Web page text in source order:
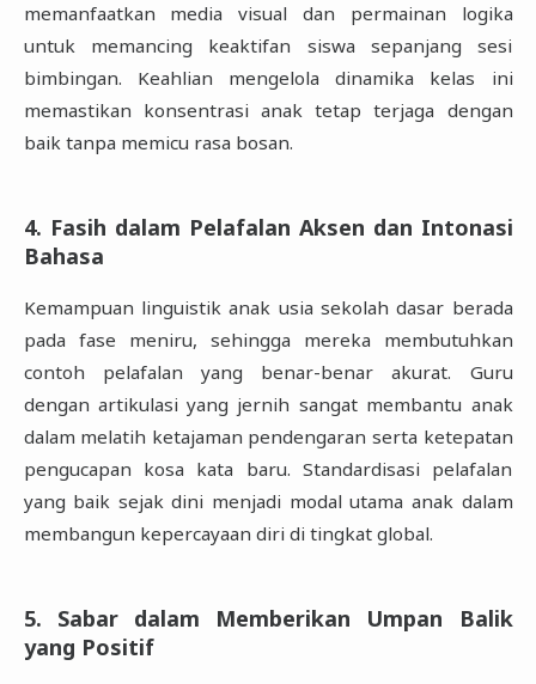
memanfaatkan media visual dan permainan logika
untuk memancing keaktifan siswa sepanjang sesi
bimbingan. Keahlian mengelola dinamika kelas ini
memastikan konsentrasi anak tetap terjaga dengan
baik tanpa memicu rasa bosan.
4. Fasih dalam Pelafalan Aksen dan Intonasi
Bahasa
Kemampuan linguistik anak usia sekolah dasar berada
pada fase meniru, sehingga mereka membutuhkan
contoh pelafalan yang benar-benar akurat. Guru
dengan artikulasi yang jernih sangat membantu anak
dalam melatih ketajaman pendengaran serta ketepatan
pengucapan kosa kata baru. Standardisasi pelafalan
yang baik sejak dini menjadi modal utama anak dalam
membangun kepercayaan diri di tingkat global.
5. Sabar dalam Memberikan Umpan Balik
yang Positif